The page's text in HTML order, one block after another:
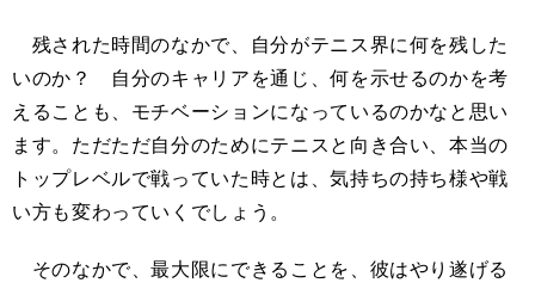
残された時間のなかで、自分がテニス界に何を残した
いのか？ 自分のキャリアを通じ、何を示せるのかを考
えることも、モチベーションになっているのかなと思い
ます。ただただ自分のためにテニスと向き合い、本当の
トップレベルで戦っていた時とは、気持ちの持ち様や戦
い方も変わっていくでしょう。
そのなかで、最大限にできることを、彼はやり遂げる